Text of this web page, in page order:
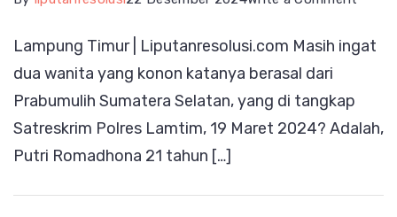
Kades
Lampung Timur | Liputanresolusi.com Masih ingat
dua wanita yang konon katanya berasal dari
Prabumulih Sumatera Selatan, yang di tangkap
Satreskrim Polres Lamtim, 19 Maret 2024? Adalah,
Putri Romadhona 21 tahun […]